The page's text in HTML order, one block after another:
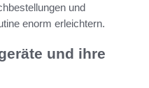
und
enorm erleichtern.
und ihre